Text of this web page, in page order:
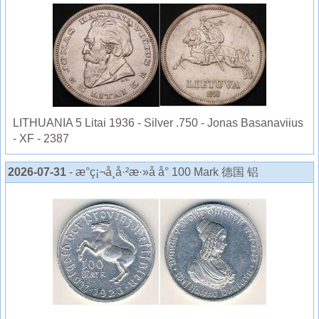
LITHUANIA 5 Litai 1936 - Silver .750 - Jonas Basanaviius
- XF - 2387
2026-07-31 - æ°ç¡¬å¸å·²æ·»å å° 100 Mark 德国 铝